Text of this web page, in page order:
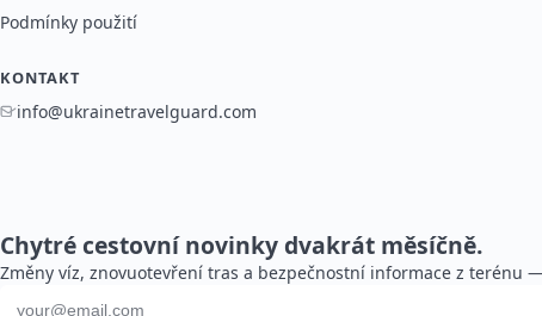
Podmínky použití
KONTAKT
info@ukrainetravelguard.com
Chytré cestovní novinky dvakrát měsíčně.
Změny víz, znovuotevření tras a bezpečnostní informace z terénu
E-mailová adresa